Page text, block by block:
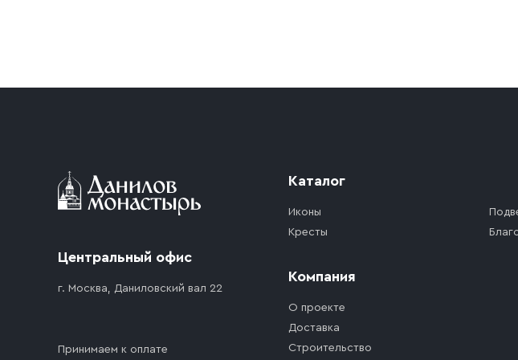
доставка осуществляется до ближайшего места, которое
Центральный офис
г. Москва, Даниловский вал 22
Принимаем к оплате
Каталог
Иконы
Кресты
Компания
О проекте
Доставка
Строительство